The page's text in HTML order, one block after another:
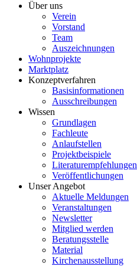
Über uns
Verein
Vorstand
Team
Auszeichnungen
Wohnprojekte
Marktplatz
Konzeptverfahren
Basisinformationen
Ausschreibungen
Wissen
Grundlagen
Fachleute
Anlaufstellen
Projektbeispiele
Literaturempfehlungen
Veröffentlichungen
Unser Angebot
Aktuelle Meldungen
Veranstaltungen
Newsletter
Mitglied werden
Beratungsstelle
Material
Kirchenausstellung